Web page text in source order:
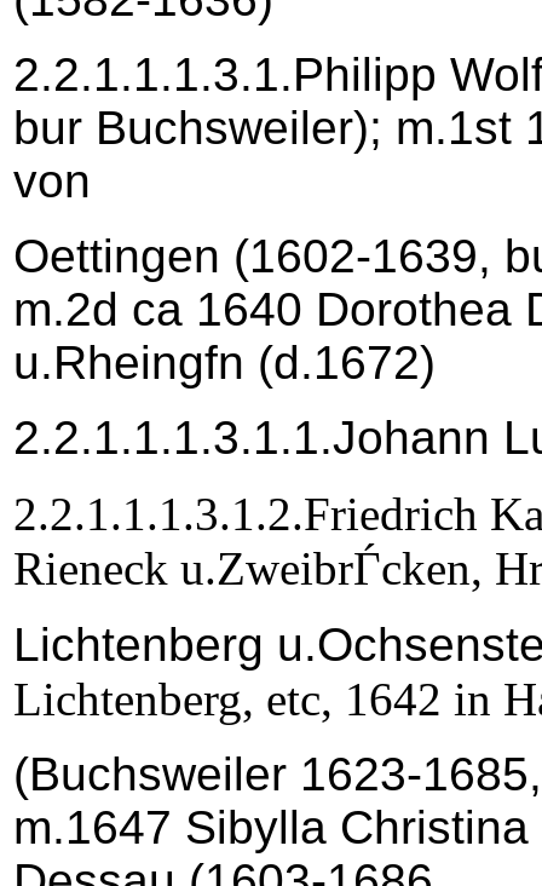
2.2.1.1.1.3.1.Philipp
bur Buchsweiler); m.1st
von
Oettingen (1602-1639,
m.2d ca 1640 Dorothea
u.Rheingfn (d.1672)
2.2.1.1.1.3.1.1.Johann
2.2.1.1.1.3.1.2.Friedrich
Rieneck u.ZweibrЃcken,
Lichtenberg
Lichtenberg, etc, 1642 in
(Buchsweiler 1623-
m.1647 Sibylla